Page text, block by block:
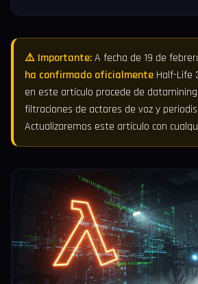
⚠️ Importante:A fecha de 19 de
ha confirmado oficialmente Half-Life
en este artículo procede de
filtraciones de actores de voz y
Actualizaremos este artículo con